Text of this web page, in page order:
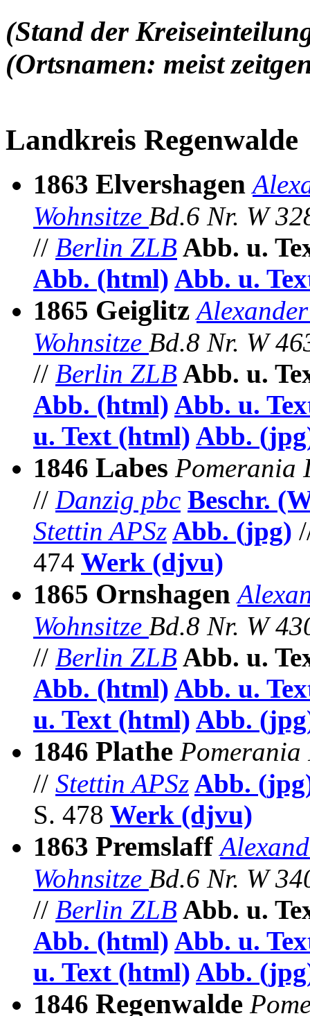
(Stand der
(Ortsnamen: meist
Landkreis Regenwalde
1863 Elvershagen
Wohnsitze Bd.6 Nr. W
// Berlin ZLB Abb. u.
Abb. (html) Abb. u.
1865 Geiglitz
Wohnsitze Bd.8 Nr. W
// Berlin ZLB Abb. u.
Abb. (html) Abb. u.
u. Text (html) Abb.
1846 Labes Pomerania
// Danzig pbc Beschr.
Stettin APSzAbb. (jpg)
474 Werk (djvu)
1865 Ornshagen
Wohnsitze Bd.8 Nr. W
// Berlin ZLB Abb. u.
Abb. (html) Abb. u.
u. Text (html) Abb.
1846 Plathe Pomerania
// Stettin APSzAbb.
S. 478 Werk (djvu)
1863 Premslaff
Wohnsitze Bd.6 Nr. W
// Berlin ZLB Abb. u.
Abb. (html) Abb. u.
u. Text (html) Abb.
1846 Regenwalde